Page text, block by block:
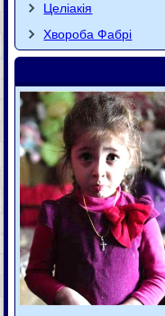
Целіакія
Хвороба Фaбpi